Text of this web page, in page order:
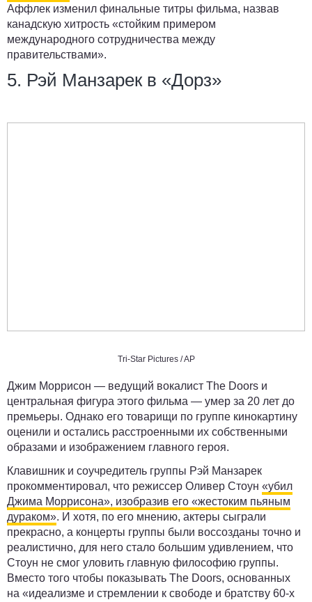
Аффлек изменил финальные титры фильма, назвав
канадскую хитрость «стойким примером
международного сотрудничества между
правительствами».
5. Рэй Манзарек в «Дорз»
Tri-Star Pictures / AP
Джим Моррисон — ведущий вокалист The Doors и
центральная фигура этого фильма — умер за 20 лет до
премьеры. Однако его товарищи по группе кинокартину
оценили и остались расстроенными их собственными
образами и изображением главного героя.
Клавишник и соучредитель группы Рэй Манзарек
прокомментировал, что режиссер Оливер Стоун «убил
Джима Моррисона», изобразив его «жестоким пьяным
дураком». И хотя, по его мнению, актеры сыграли
прекрасно, а концерты группы были воссозданы точно и
реалистично, для него стало большим удивлением, что
Стоун не смог уловить главную философию группы.
Вместо того чтобы показывать The Doors, основанных
на «идеализме и стремлении к свободе и братству 60-х